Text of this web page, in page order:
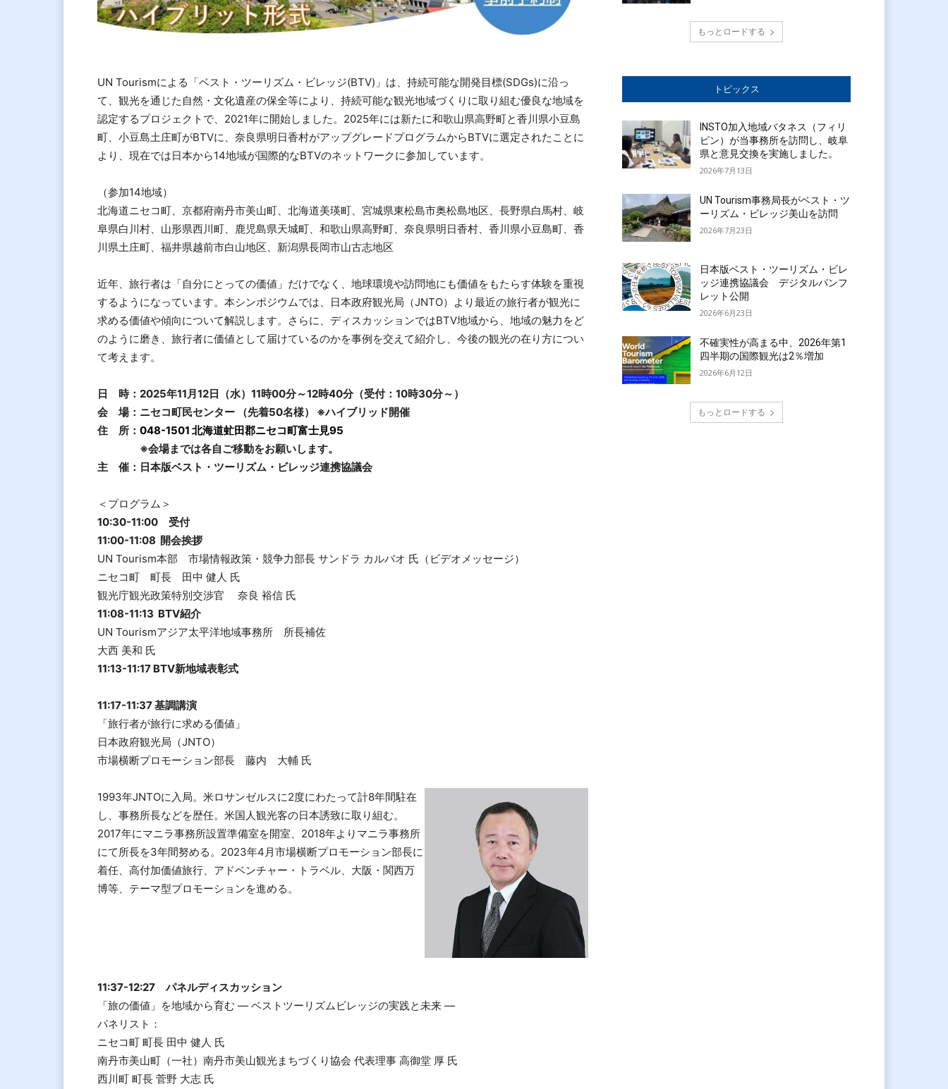
UN Tourismによる「ベスト・ツーリズム・ビレッジ(BTV)」は、持続可能な開発目標(SDGs)に沿っ
て、観光を通じた自然・文化遺産の保全等により、持続可能な観光地域づくりに取り組む優良な地域を
認定するプロジェクトで、2021年に開始しました。2025年には新たに和歌山県高野町と香川県小豆島
町、小豆島土庄町がBTVに、奈良県明日香村がアップグレードプログラムからBTVに選定されたことに
より、現在では日本から14地域が国際的なBTVのネットワークに参加しています。
（参加14地域）
北海道ニセコ町、京都府南丹市美山町、北海道美瑛町、宮城県東松島市奥松島地区、長野県白馬村、岐
阜県白川村、山形県西川町、鹿児島県天城町、和歌山県高野町、奈良県明日香村、香川県小豆島町、香
川県土庄町、福井県越前市白山地区、新潟県長岡市山古志地区
近年、旅行者は「自分にとっての価値」だけでなく、地球環境や訪問地にも価値をもたらす体験を重視
するようになっています。本シンポジウムでは、日本政府観光局（JNTO）より最近の旅行者が観光に
求める価値や傾向について解説します。さらに、ディスカッションではBTV地域から、地域の魅力をど
のように磨き、旅行者に価値として届けているのかを事例を交えて紹介し、今後の観光の在り方につい
て考えます。
日 時：2025年11月12日（水）11時00分～12時40分（受付：10時30分～）
会 場：ニセコ町民センター （先着50名様） ※ハイブリッド開催
住 所： 048-1501 北海道虻田郡ニセコ町富士見95
※会場までは各自ご移動をお願いします。
主 催：日本版ベスト・ツーリズム・ビレッジ連携協議会
＜プログラム＞
10:30-11:00 受付
11:00-11:08 開会挨拶
UN Tourism本部 市場情報政策・競争力部長 サンドラ カルバオ 氏（ビデオメッセージ）
ニセコ町 町長 田中 健人 氏
観光庁観光政策特別交渉官 奈良 裕信 氏
11:08-11:13 BTV紹介
UN Tourismアジア太平洋地域事務所 所長補佐
大西 美和 氏
11:13-11:17 BTV新地域表彰式
11:17-11:37 基調講演
「旅行者が旅行に求める価値」
日本政府観光局（JNTO）
市場横断プロモーション部長 藤内 大輔 氏
1993年JNTOに入局。米ロサンゼルスに2度にわたって計8年間駐在
し、事務所長などを歴任。米国人観光客の日本誘致に取り組む。
2017年にマニラ事務所設置準備室を開室、2018年よりマニラ事務所
にて所長を3年間努める。2023年4月市場横断プロモーション部長に
着任、高付加価値旅行、アドベンチャー・トラベル、大阪・関西万
博等、テーマ型プロモーションを進める。
11:37-12:27 パネルディスカッション
「旅の価値」を地域から育む ― ベストツーリズムビレッジの実践と未来 ―
パネリスト：
ニセコ町 町長 田中 健人 氏
南丹市美山町（一社）南丹市美山観光まちづくり協会 代表理事 高御堂 厚 氏
西川町 町長 菅野 大志 氏
もっとロードする
トピックス
INSTO加入地域バタネス（フィリ
ピン）が当事務所を訪問し、岐阜
県と意見交換を実施しました。
2026年7月13日
UN Tourism事務局長がベスト・ツ
ーリズム・ビレッジ美山を訪問
2026年7月23日
日本版ベスト・ツーリズム・ビレ
ッジ連携協議会 デジタルパンフ
レット公開
2026年6月23日
不確実性が高まる中、2026年第1
四半期の国際観光は2％増加
2026年6月12日
もっとロードする